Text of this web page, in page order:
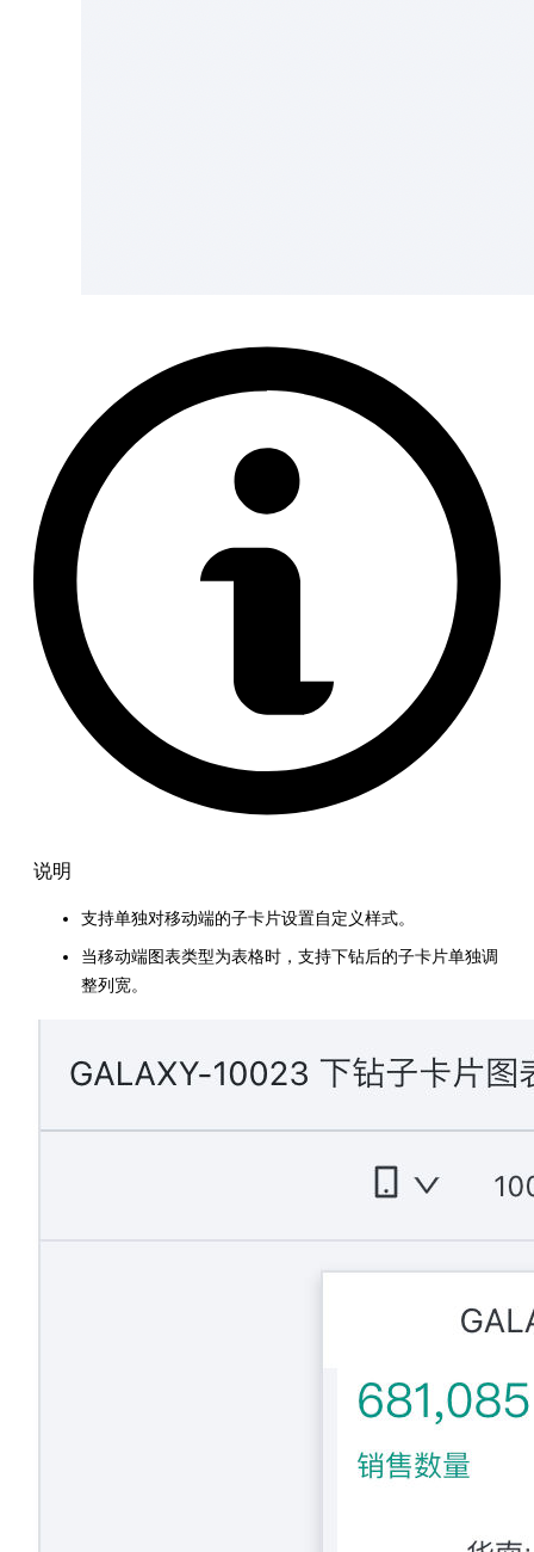
说明
支持单独对移动端的子卡片设置自定义样式。
当移动端图表类型为表格时，支持下钻后的子卡片单独调
整列宽。